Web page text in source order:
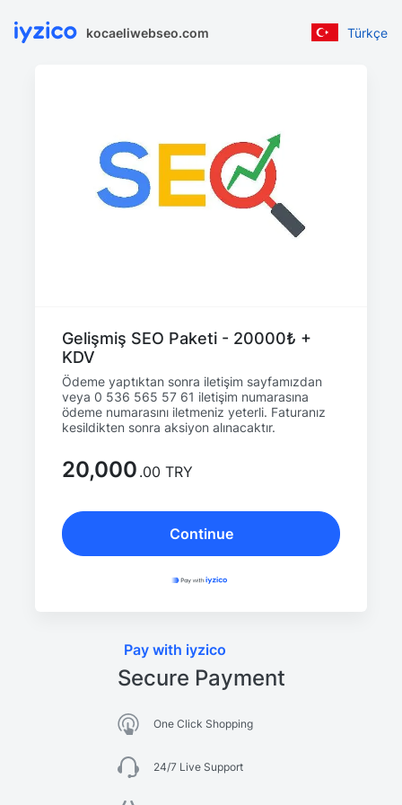
kocaeliwebseo.com Türkçe
Gelişmiş SEO Paketi - 20000₺ +
KDV
Ödeme yaptıktan sonra iletişim sayfamızdan
veya 0 536 565 57 61 iletişim numarasına
ödeme numarasını iletmeniz yeterli. Faturanız
kesildikten sonra aksiyon alınacaktır.
20,000 .00 TRY
Continue
Pay with iyzico
Secure Payment
One Click Shopping
24/7 Live Support